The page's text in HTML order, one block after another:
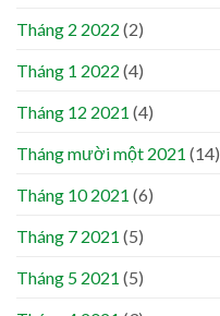
Tháng 2 2022 (2)
Tháng 1 2022 (4)
Tháng 12 2021 (4)
Tháng mười một 2021 (14)
Tháng 10 2021 (6)
Tháng 7 2021 (5)
Tháng 5 2021 (5)